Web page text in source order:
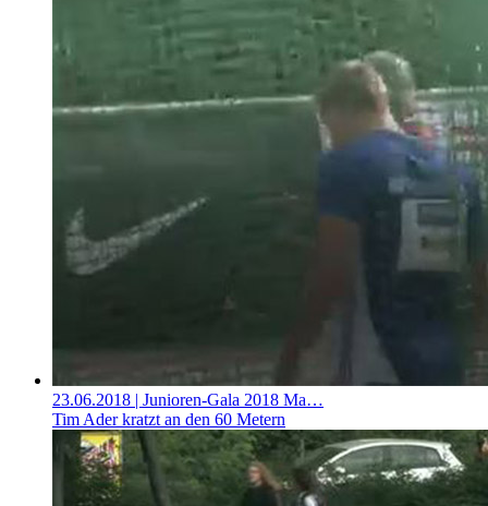
23.06.2018 | Junioren-Gala 2018 Ma…
Tim Ader kratzt an den 60 Metern